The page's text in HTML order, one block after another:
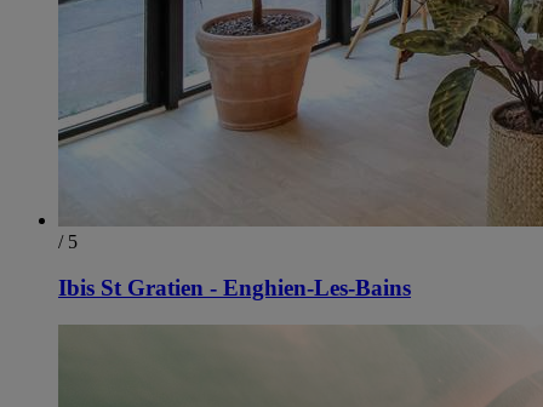
/ 5
Ibis St Gratien - Enghien-Les-Bains